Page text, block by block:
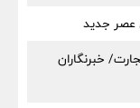
عصر جدید
خبرنگاران